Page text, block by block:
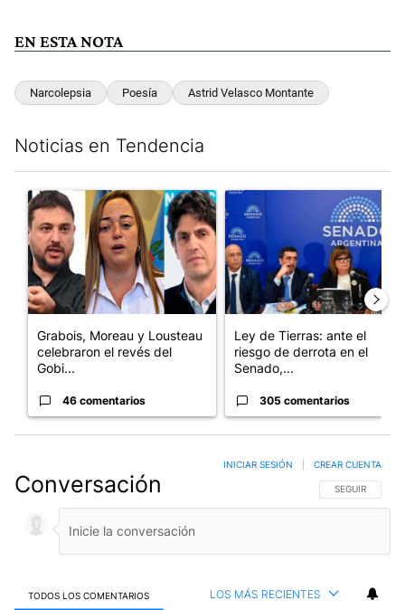
EN ESTA NOTA
Narcolepsia Poesía Astrid Velasco Montante
Noticias en Tendencia
Un artículo de tendencia con el título "Grabois, Moreau y
Grabois, Moreau y Lousteau
celebraron el revés del
Gobi...
46 comentarios
Un artículo de tendencia con
Ley de Tierras: ante el
riesgo de derrota en el
Senado,...
305 comentarios
Conversación SIGA ESTA
SEGUIR
INICIAR SESIÓN CREAR CUENTA
TODOS LOS COMENTARIOS LOS MÁS RECIENTES